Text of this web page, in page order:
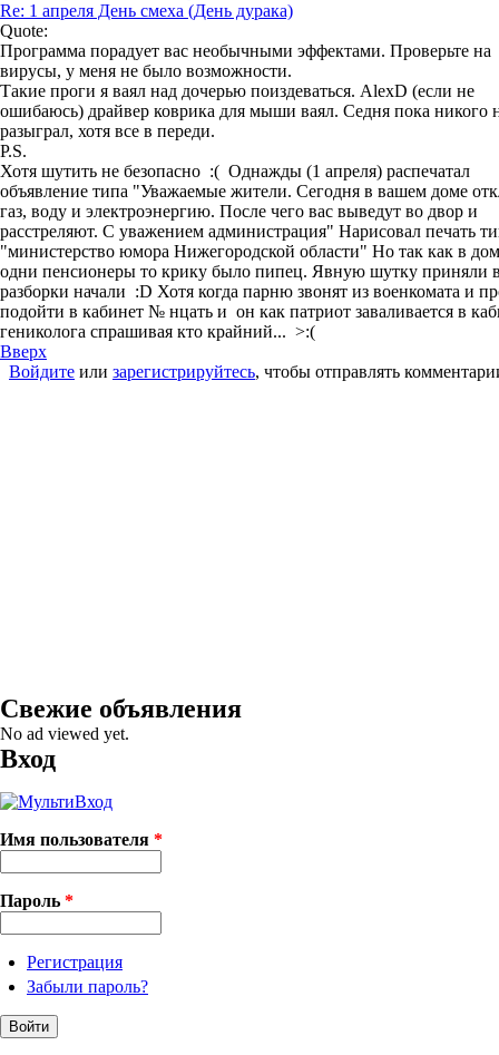
Re: 1 апреля День смеха (День дурака)
Quote:
Программа порадует вас необычными эффектами. Проверьте на
вирусы, у меня не было возможности.
Такие проги я ваял над дочерью поиздеваться. AlexD (если не
ошибаюсь) драйвер коврика для мыши ваял. Седня пока никого
разыграл, хотя все в переди.
P.S.
Хотя шутить не безопасно :( Однажды (1 апреля) распечатал
объявление типа "Уважаемые жители. Сегодня в вашем доме
газ, воду и электроэнергию. После чего вас выведут во двор и
расстреляют. С уважением администрация" Нарисовал печать
"министерство юмора Нижегородской области" Но так как в
одни пенсионеры то крику было пипец. Явную шутку приняли
разборки начали :D Хотя когда парню звонят из военкомата и
подойти в кабинет № нцать и он как патриот заваливается в
гениколога спрашивая кто крайний... >:(
Вверх
Войдите или зарегистрируйтесь, чтобы отправлять
Свежие объявления
No ad viewed yet.
Вход
Имя пользователя *
Пароль *
Регистрация
Забыли пароль?